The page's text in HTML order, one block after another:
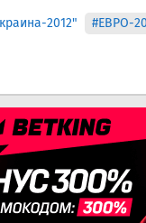
2012" #ЕВРО-